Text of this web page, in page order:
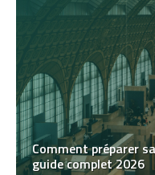
Comment préparer
guide complet 2026